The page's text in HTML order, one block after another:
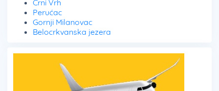
Crni Vrh
Perućac
Gornji Milanovac
Belocrkvanska jezera